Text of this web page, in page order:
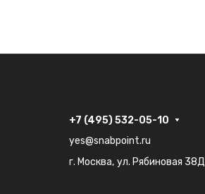
+7 (495) 532-05-10
yes@snabpoint.ru
г. Москва, ул. Рябиновая 38Д